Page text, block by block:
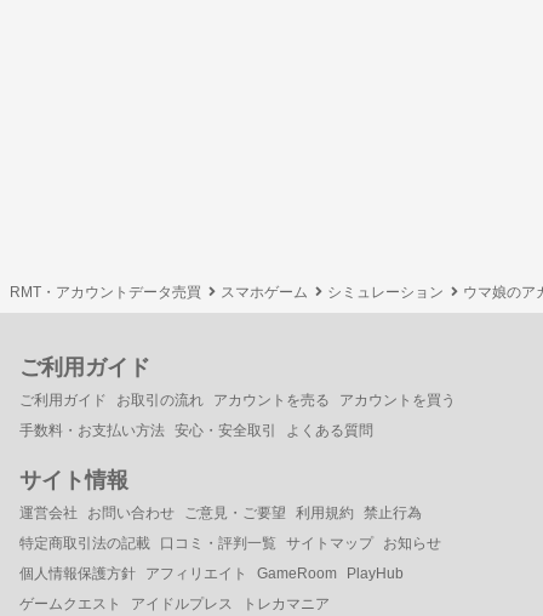
RMT・アカウントデータ売買 スマホゲーム シミュレーション ウマ娘のア
ご利用ガイド
ご利用ガイド お取引の流れ アカウントを売る
アカウントを買う
手数料・お支払い方法 安心・安全取引 よくある質問
サイト情報
運営会社 お問い合わせ ご意見・ご要望 利用規約
禁止行為
特定商取引法の記載
口コミ・評判一覧 サイトマップ
お知らせ
個人情報保護方針
アフィリエイト GameRoom
PlayHub
ゲームクエスト
アイドルプレス トレカマニア